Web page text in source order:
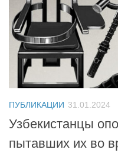
ПУБЛИКАЦИИ 31.01.2024
Узбекистанцы
пытавших их во